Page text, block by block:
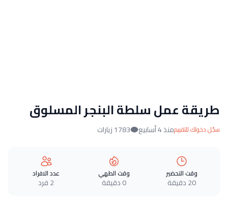
طريقة عمل سلطة البنجر المسلوق
سجّل دخولك للتقييممنذ 4 أسابيع 1783 زيارات
وقت التحضير
20 دقيقة
وقت الطهي
0 دقيقة
عدد الافراد
2 فرد